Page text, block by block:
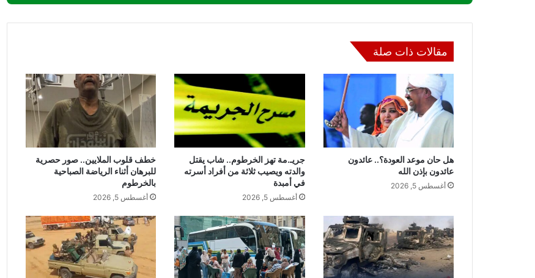
مقالات ذات صلة
هل حان موعد العودة؟.. عائدون
عائدون بإذن الله
أغسطس 5, 2026
جريـ.مة تهز الخرطوم.. شاب يقتل
والدته ويصيب ثلاثة من أفراد أسرته
في أمبدة
أغسطس 5, 2026
خطف قلوب الملايين.. صور حصرية
للبرهان أثناء الرياضة الصباحية
بالخرطوم
أغسطس 5, 2026